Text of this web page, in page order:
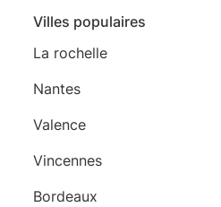
Villes populaires
La rochelle
Nantes
Valence
Vincennes
Bordeaux